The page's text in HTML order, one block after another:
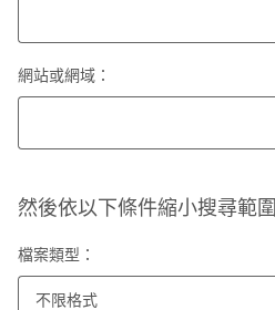
網站或網域：
然後依以下條件縮小搜尋範圍
檔案類型：
不限格式